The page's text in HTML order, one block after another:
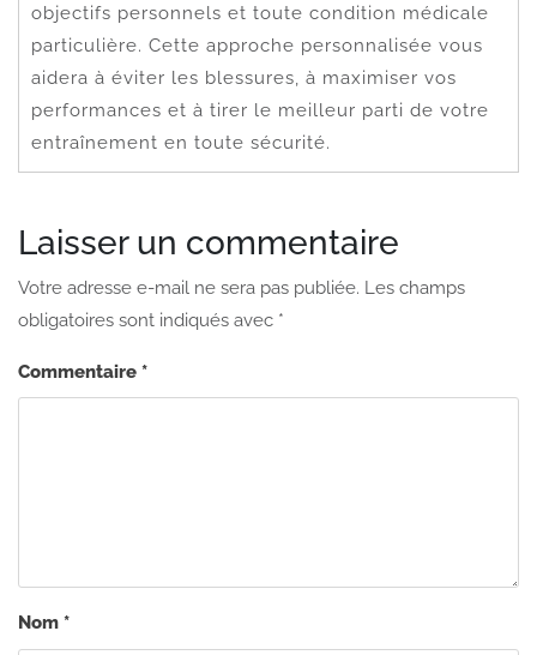
objectifs personnels et toute condition médicale
particulière. Cette approche personnalisée vous
aidera à éviter les blessures, à maximiser vos
performances et à tirer le meilleur parti de votre
entraînement en toute sécurité.
Laisser un commentaire
Votre adresse e-mail ne sera pas publiée. Les champs
obligatoires sont indiqués avec *
Commentaire *
Nom *